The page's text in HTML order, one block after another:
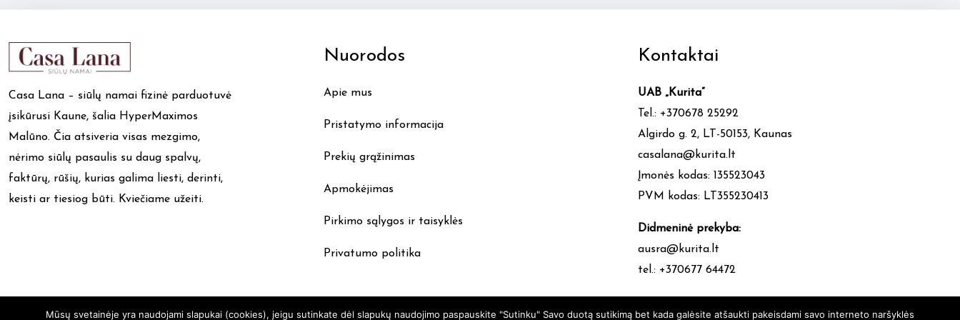
may
product
Casa Lana – siūlų namai fizinė parduotuvė
įsikūrusi Kaune, šalia HyperMaximos
Malūno. Čia atsiveria visas mezgimo,
nėrimo siūlų pasaulis su daug spalvų,
faktūrų, rūšių, kurias galima liesti, derinti,
keisti ar tiesiog būti. Kviečiame užeiti.
Nuorodos
Apie mus
Pristatymo informacija
Prekių grąžinimas
Apmokėjimas
Pirkimo sąlygos ir taisyklės
Privatumo politika
Kontaktai
UAB „Kurita”
Tel.: +370678 25292
Algirdo g. 2, LT-50153, Kaunas
casalana@kurita.lt
Įmonės kodas: 135523043
PVM kodas: LT355230413
Didmeninė prekyba:
ausra@kurita.lt
tel.: +370677 64472
Mūsų svetainėje yra naudojami slapukai (cookies), jeigu sutinkate dėl slapukų naudojimo paspauskite "Sutinku" Savo duotą sutikimą bet kada galėsite atšaukti pakeisdami savo interneto naršyklės